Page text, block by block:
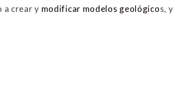
a crear y modificar modelos geológicos, y